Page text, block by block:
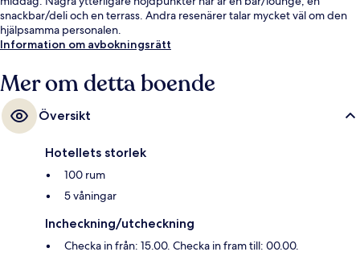
snackbar/deli och en terrass. Andra resenärer talar mycket väl om den
hjälpsamma personalen.
Information om avbokningsrätt
Mer om detta boende
Översikt
Hotellets storlek
100 rum
5 våningar
Incheckning/utcheckning
Checka in från: 15.00. Checka in fram till: 00.00.